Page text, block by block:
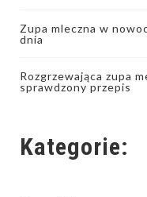
Zupa mleczna w
dnia
Rozgrzewająca zupa
sprawdzony przepis
Kategorie: